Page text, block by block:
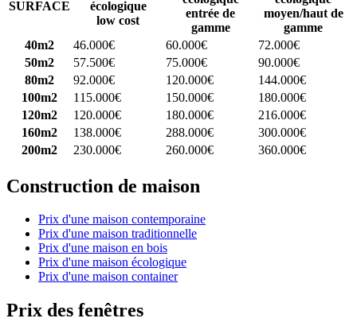
SURFACE
écologique
low cost
entrée de
gamme
moyen/haut de
gamme
40m2
46.000€ 60.000€
72.000€
50m2
57.500€ 75.000€
90.000€
80m2
92.000€ 120.000€
144.000€
100m2
115.000€ 150.000€
180.000€
120m2
120.000€ 180.000€
216.000€
160m2
138.000€ 288.000€
300.000€
200m2
230.000€ 260.000€ 360.000€
Construction de maison
Prix d'une maison contemporaine
Prix d'une maison traditionnelle
Prix d'une maison en bois
Prix d'une maison écologique
Prix d'une maison container
Prix des fenêtres